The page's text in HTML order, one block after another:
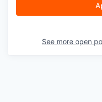
See more open